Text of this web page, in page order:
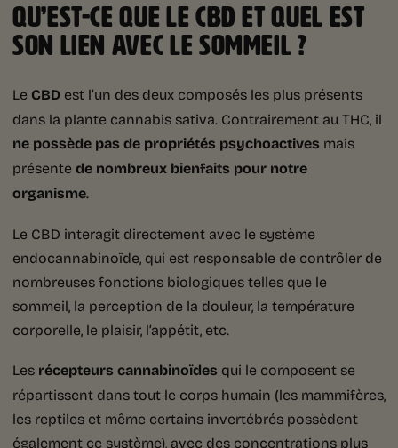
QU’EST-CE QUE LE CBD ET QUEL EST
SON LIEN AVEC LE SOMMEIL ?
Le CBD est l’un des deux composés les plus présents
dans la plante cannabis sativa. Contrairement au THC, il
ne possède pas de propriétés psychoactives mais
présente de nombreux bienfaits pour notre
organisme.
Le CBD interagit directement avec le système
endocannabinoïde, qui est responsable de contrôler de
nombreuses fonctions biologiques telles que le
sommeil, la perception de la douleur, la température
corporelle, le plaisir, l’appétit, etc.
Les récepteurs cannabinoïdes qui le composent se
répartissent dans tout le corps humain (les mammifères,
les reptiles et même certains invertébrés possèdent
également ce système), avec des concentrations plus